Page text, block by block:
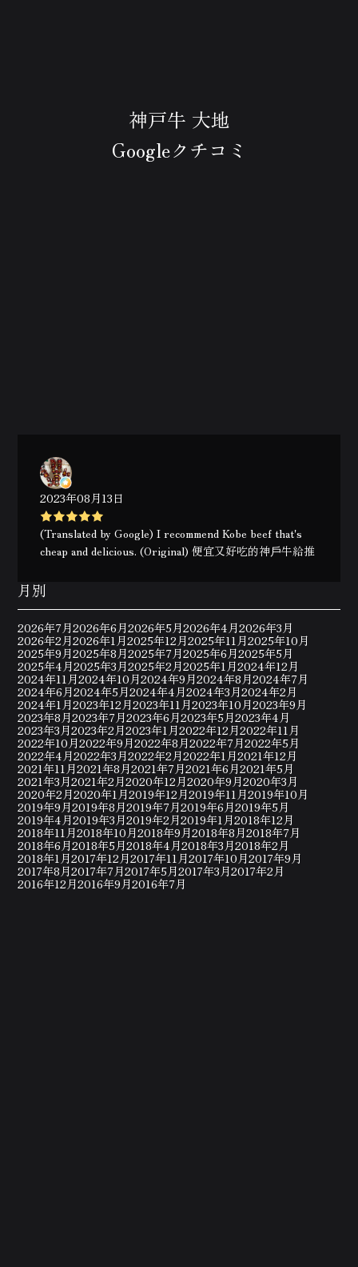
神戸牛 大地
Googleクチコミ
2023年08月13日
(Translated by Google) I recommend Kobe beef that's
cheap and delicious. (Original) 便宜又好吃的神戶牛給推
月別
2026年7月2026年6月2026年5月2026年4月2026年3月
2026年2月2026年1月2025年12月2025年11月2025年10月
2025年9月2025年8月2025年7月2025年6月2025年5月
2025年4月2025年3月2025年2月2025年1月2024年12月
2024年11月2024年10月2024年9月2024年8月2024年7月
2024年6月2024年5月2024年4月2024年3月2024年2月
2024年1月2023年12月2023年11月2023年10月2023年9月
2023年8月2023年7月2023年6月2023年5月2023年4月
2023年3月2023年2月2023年1月2022年12月2022年11月
2022年10月2022年9月2022年8月2022年7月2022年5月
2022年4月2022年3月2022年2月2022年1月2021年12月
2021年11月2021年8月2021年7月2021年6月2021年5月
2021年3月2021年2月2020年12月2020年9月2020年3月
2020年2月2020年1月2019年12月2019年11月2019年10月
2019年9月2019年8月2019年7月2019年6月2019年5月
2019年4月2019年3月2019年2月2019年1月2018年12月
2018年11月2018年10月2018年9月2018年8月2018年7月
2018年6月2018年5月2018年4月2018年3月2018年2月
2018年1月2017年12月2017年11月2017年10月2017年9月
2017年8月2017年7月2017年5月2017年3月2017年2月
2016年12月2016年9月2016年7月